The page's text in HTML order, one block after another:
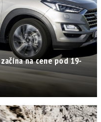
na cene pod 19-